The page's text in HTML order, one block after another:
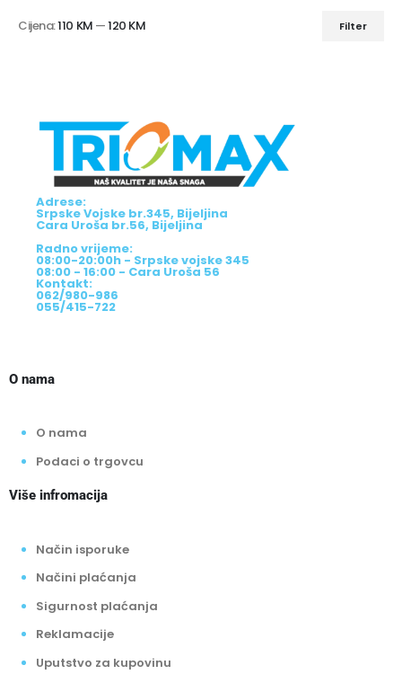
Filter
Cijena:110 KM —120 KM
Adrese:
Srpske Vojske br.345, Bijeljina
Cara Uroša br.56, Bijeljina
Radno vrijeme:
08:00-20:00h - Srpske vojske 345
08:00 - 16:00 - Cara Uroša 56
Kontakt:
062/980-986
055/415-722
O nama
O nama
Podaci o trgovcu
Više infromacija
Način isporuke
Načini plaćanja
Sigurnost plaćanja
Reklamacije
Uputstvo za kupovinu